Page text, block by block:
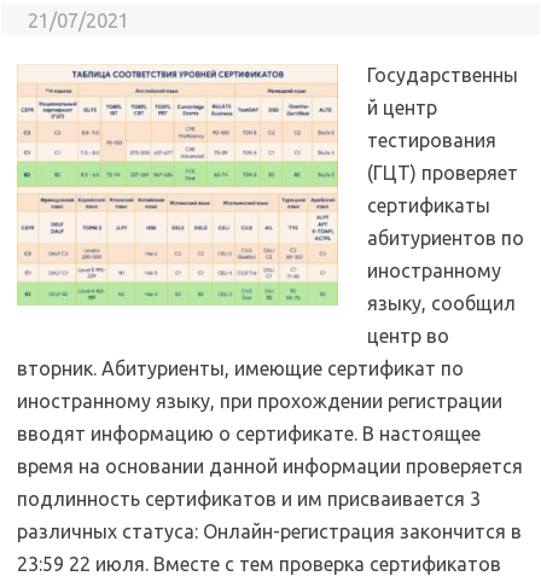
21/07/2021
Государственны
й центр
тестирования
(ГЦТ) проверяет
сертификаты
абитуриентов по
иностранному
языку, сообщил
центр во
вторник. Абитуриенты, имеющие сертификат по
иностранному языку, при прохождении регистрации
вводят информацию о сертификате. В настоящее
время на основании данной информации проверяется
подлинность сертификатов и им присваивается 3
различных статуса: Онлайн-регистрация закончится в
23:59 22 июля. Вместе с тем проверка сертификатов